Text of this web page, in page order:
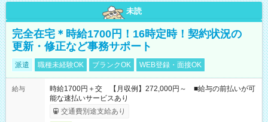
未読
完全在宅＊時給1700円！16時定時！契約状況の
更新・修正など事務サポート
派遣 職種未経験OK ブランクOK WEB登録・面接OK
給与
時給1700円＋交 【月収例】272,000円～ ■給与の前払いが可
能な速払いサービスあり
交通費別途支給あり